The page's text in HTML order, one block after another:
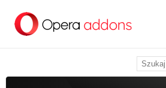
treści